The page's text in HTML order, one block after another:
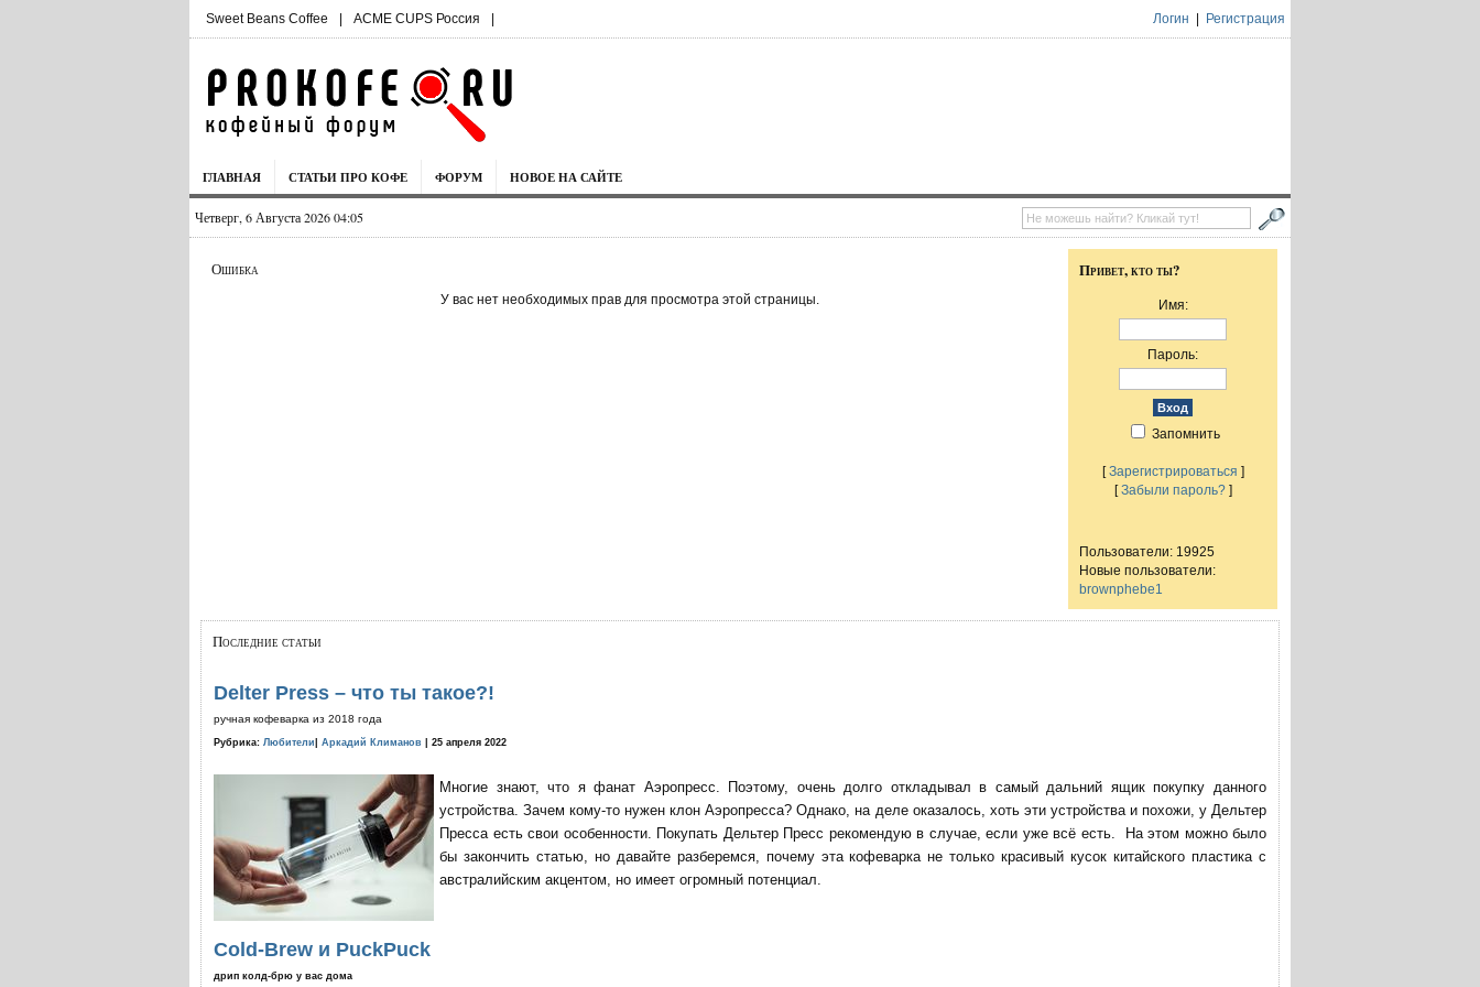
Sweet Beans Coffee | ACME CUPS Россия | Логин Регистрация
ГЛАВНАЯ СТАТЬИ ПРО КОФЕ ФОРУМ НОВОЕ НА САЙТЕ
Четверг, 6 Августа 2026 04:05
Ошибка
У вас нет необходимых прав для просмотра этой страницы.
Привет, кто ты?
Имя:
Пароль:
Запомнить
[Зарегистрироваться ]
[Забыли пароль?]
Пользователи: 19925
Новые пользователи:
brownphebe1
Последние статьи
Delter Press – что ты такое?!
ручная кофеварка из 2018 года
Рубрика: Любители Аркадий Климанов | 25 апреля 2022
Многие знают, что я фанат Аэропресс. Поэтому, очень долго откладывал в самый дальний ящик покупку данного
устройства. Зачем кому-то нужен клон Аэропресса? Однако, на деле оказалось, хоть эти устройства и похожи, у Дельтер
Пресса есть свои особенности. Покупать Дельтер Пресс рекомендую в случае, если уже всё есть. На этом можно было
бы закончить статью, но давайте разберемся, почему эта кофеварка не только красивый кусок китайского пластика с
австралийским акцентом, но имеет огромный потенциал.
Cold-Brew и PuckPuck
дрип колд-брю у вас дома